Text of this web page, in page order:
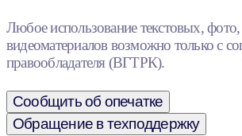
Любое использование текстовых,
видеоматериалов возможно только с
правообладателя (ВГТРК).
Сообщить об опечатке
Обращение в техподдержку